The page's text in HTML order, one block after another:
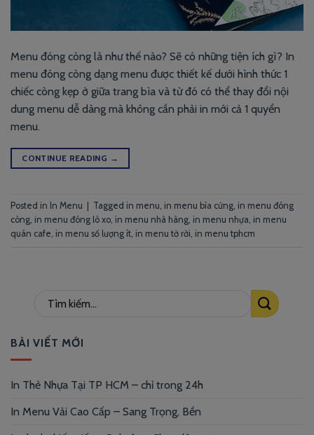
Menu đóng còng là như thế nào? Sẽ có những tiện ích gì? In
menu đóng còng dạng menu được thiết kế dưới hình thức 1
chiếc còng kẹp ở giữa trang bìa và từ đó có thể thay đổi nội
dung menu dễ dàng mà không cần phải in mới cả 1 quyển
menu.
CONTINUE READING →
Posted in In Menu Tagged in menu in menu bìa cứng in menu đóng
còng in menu đóng lò xo in menu nhà hàng in menu nhựa in menu
quán cafe in menu số lượng ít in menu tờ rời in menu tphcm
BÀI VIẾT MỚI
In Thẻ Nhựa Tại TP HCM – chỉ trong 24h
In Menu Vải Cao Cấp – Sang Trọng, Bền